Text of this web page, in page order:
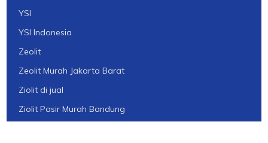
YSI
YSI Indonesia
Zeolit
Zeolit Murah Jakarta Barat
Ziolit di jual
Ziolit Pasir Murah Bandung